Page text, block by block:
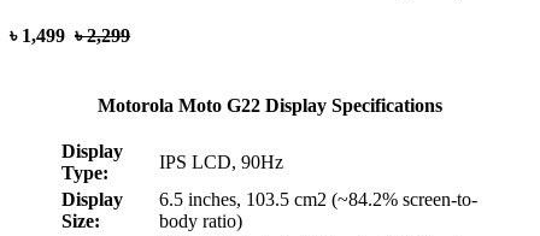
৳ 1,499 ৳ 2,299
Motorola Moto G22 Display Specifications
Display
Type:
IPS LCD, 90Hz
Display
Size:
6.5 inches, 103.5 cm2 (~84.2% screen-to-
body ratio)